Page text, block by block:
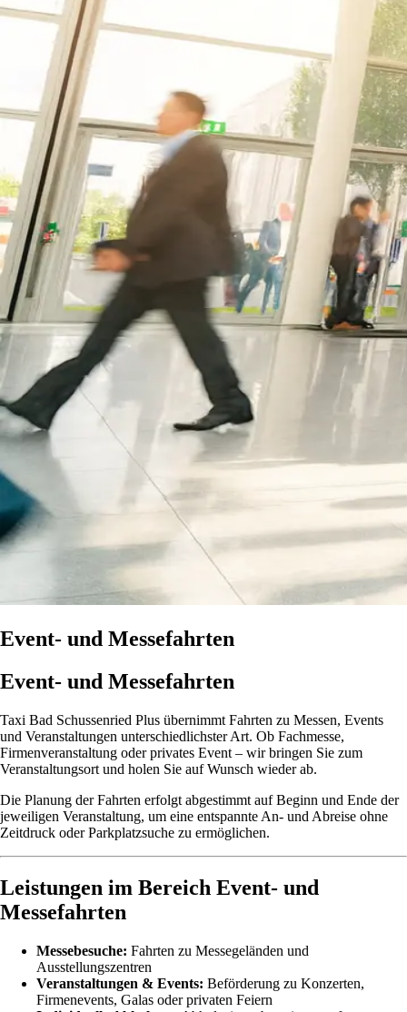
Event- und Messefahrten
Event- und Messefahrten
Taxi Bad Schussenried Plus übernimmt Fahrten zu Messen, Events
und Veranstaltungen unterschiedlichster Art. Ob Fachmesse,
Firmenveranstaltung oder privates Event – wir bringen Sie zum
Veranstaltungsort und holen Sie auf Wunsch wieder ab.
Die Planung der Fahrten erfolgt abgestimmt auf Beginn und Ende der
jeweiligen Veranstaltung, um eine entspannte An- und Abreise ohne
Zeitdruck oder Parkplatzsuche zu ermöglichen.
Leistungen im Bereich Event- und
Messefahrten
Messebesuche: Fahrten zu Messegeländen und
Ausstellungszentren
Veranstaltungen & Events: Beförderung zu Konzerten,
Firmenevents, Galas oder privaten Feiern